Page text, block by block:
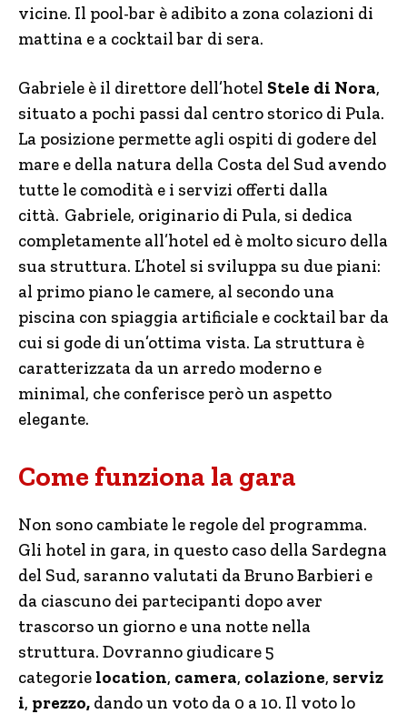
vicine. Il pool-bar è adibito a zona colazioni di
mattina e a cocktail bar di sera.
Gabriele è il direttore dell’hotel Stele di Nora,
situato a pochi passi dal centro storico di Pula.
La posizione permette agli ospiti di godere del
mare e della natura della Costa del Sud avendo
tutte le comodità e i servizi offerti dalla
città. Gabriele, originario di Pula, si dedica
completamente all’hotel ed è molto sicuro della
sua struttura. L’hotel si sviluppa su due piani:
al primo piano le camere, al secondo una
piscina con spiaggia artificiale e cocktail bar da
cui si gode di un’ottima vista. La struttura è
caratterizzata da un arredo moderno e
minimal, che conferisce però un aspetto
elegante.
Come funziona la gara
Non sono cambiate le regole del programma.
Gli hotel in gara, in questo caso della Sardegna
del Sud, saranno valutati da Bruno Barbieri e
da ciascuno dei partecipanti dopo aver
trascorso un giorno e una notte nella
struttura. Dovranno giudicare 5
categorie location, camera, colazione, serviz
i, prezzo, dando un voto da 0 a 10. Il voto lo